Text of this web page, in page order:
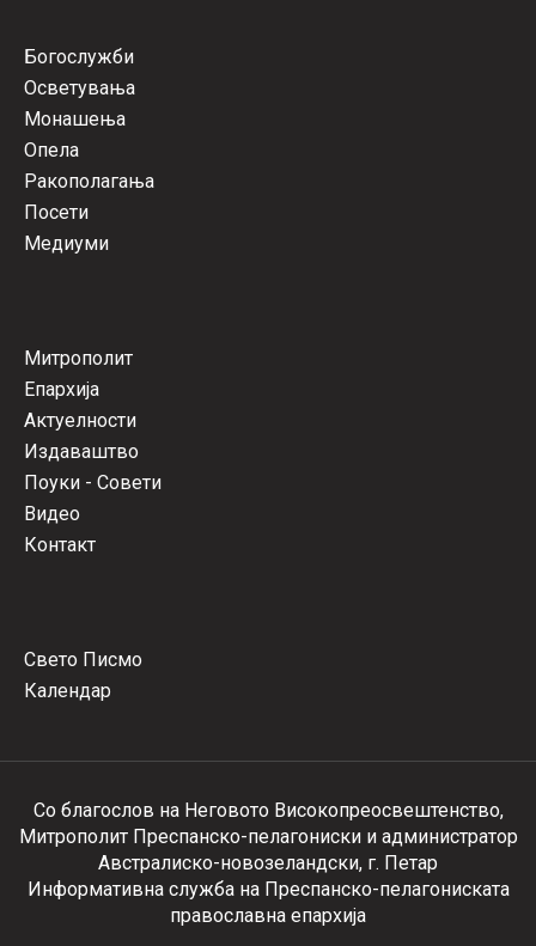
Богослужби
Осветувања
Монашења
Опела
Ракополагања
Посети
Медиуми
Митрополит
Епархија
Актуелности
Издаваштво
Поуки - Совети
Видео
Контакт
Свето Писмо
Календар
Со благослов на Неговото Високопреосвештенство,
Митрополит Преспанско-пелагониски и администратор
Австралиско-новозеландски, г. Петар
Информативна служба на Преспанско-пелагониската
православна епархија